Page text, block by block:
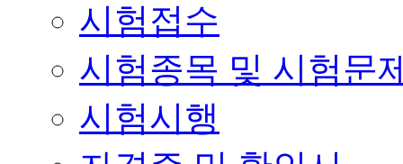
시험접수
시험종목 및 시험문
시험시행